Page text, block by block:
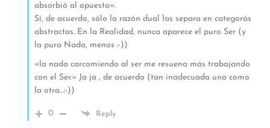
absorbió al opuesto».
Sí, de acuerdo, sólo la razón dual las separa en categorás
abstractas. En la Realidad, nunca aparece el puro Ser (y
la pura Nada, menos :-))
«la nada carcomiendo al ser me resuena más trabajando
con el Ser.» Ja ja , de acuerdo (tan inadecuada una como
la otra…:-))
0 Reply